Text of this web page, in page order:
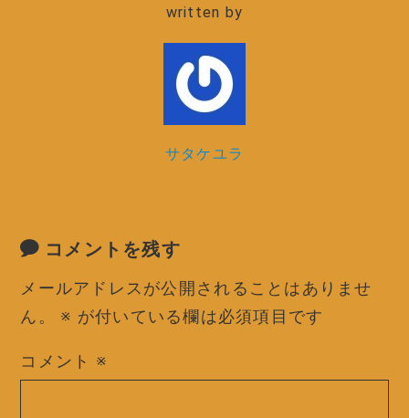
written by
サタケユラ
コメントを残す
メールアドレスが公開されることはありませ
ん。
※ が付いている欄は必須項目です
コメント ※